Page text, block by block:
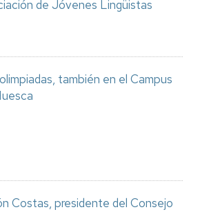
de Jóvenes Lingüistas
también en el Campus
Costas, presidente del Consejo